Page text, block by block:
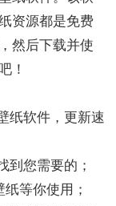
资源都是免费
然后下载并使
！
纸软件，更新速
到您需要的；
等你使用；